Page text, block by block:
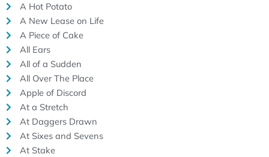
A Hot Potato
A New Lease on Life
A Piece of Cake
All Ears
All of a Sudden
All Over The Place
Apple of Discord
At a Stretch
At Daggers Drawn
At Sixes and Sevens
At Stake